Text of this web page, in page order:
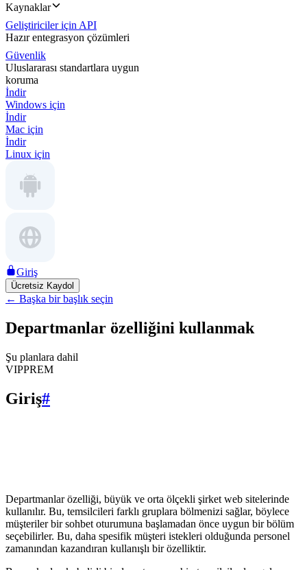
Kaynaklar
Geliştiriciler için API
Hazır entegrasyon çözümleri
Güvenlik
Uluslararası standartlara uygun
koruma
İndir
Windows için
İndir
Mac için
İndir
Linux için
Giriş
Ücretsiz Kaydol
← Başka bir başlık seçin
Departmanlar özelliğini kullanmak
Şu planlara dahil
VIPPREM
Giriş#
Departmanlar özelliği, büyük ve orta ölçekli şirket web sitelerinde
kullanılır. Bu, temsilcileri farklı gruplara bölmenizi sağlar, böylece
müşteriler bir sohbet oturumuna başlamadan önce uygun bir bölüm
seçebilirler. Bu, daha spesifik müşteri istekleri olduğunda personel
zamanından kazandıran kullanışlı bir özelliktir.